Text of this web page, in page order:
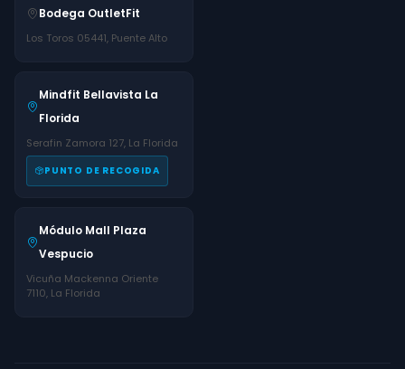
Bodega OutletFit
Los Toros 05441, Puente Alto
Mindfit Bellavista La
Florida
Serafin Zamora 127, La Florida
PUNTO DE RECOGIDA
Módulo Mall Plaza
Vespucio
Vicuña Mackenna Oriente
7110, La Florida